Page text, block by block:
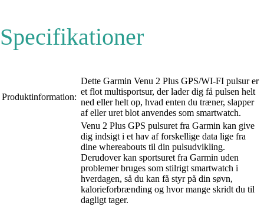
Specifikationer
Produktinformation:
Dette Garmin Venu 2 Plus GPS/WI-FI pulsur er
et flot multisportsur, der lader dig få pulsen helt
ned eller helt op, hvad enten du træner, slapper
af eller uret blot anvendes som smartwatch.
Venu 2 Plus GPS pulsuret fra Garmin kan give
dig indsigt i et hav af forskellige data lige fra
dine whereabouts til din pulsudvikling.
Derudover kan sportsuret fra Garmin uden
problemer bruges som stilrigt smartwatch i
hverdagen, så du kan få styr på din søvn,
kalorieforbrænding og hvor mange skridt du til
dagligt tager.